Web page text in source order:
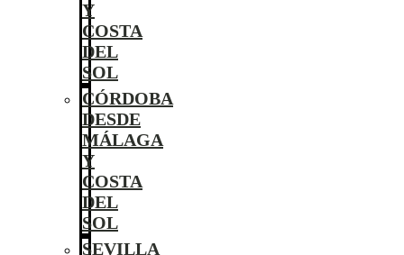
Y
COSTA
DEL
SOL
CÓRDOBA
DESDE
MÁLAGA
Y
COSTA
DEL
SOL
SEVILLA